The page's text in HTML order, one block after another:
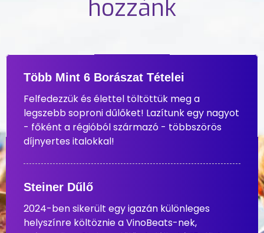
hozzánk
Több Mint 6 Borászat Tételei
Felfedezzük és élettel töltöttük meg a
legszebb soproni dűlőket! Lazítunk egy nagyot
- főként a régióból származó - többszörös
díjnyertes italokkal!
Steiner Dűlő
2024-ben sikerült egy igazán különleges
helyszínre költöznie a VinoBeats-nek,